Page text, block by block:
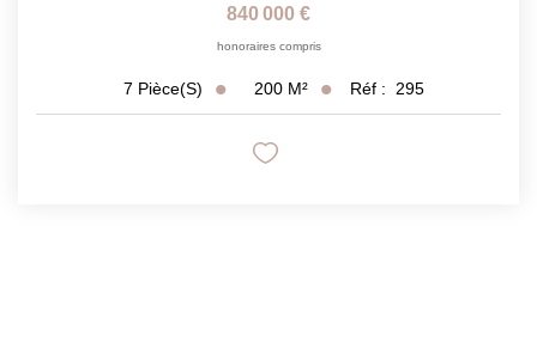
840 000 €
honoraires compris
7 Pièce(s) 200 M² Réf : 295